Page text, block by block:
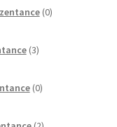
0izdelkov
3izdelki
0izdelkov